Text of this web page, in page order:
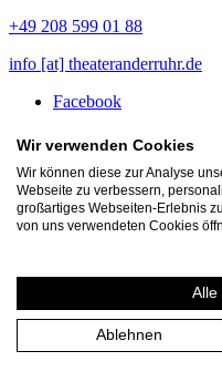
+49 208 599 01 88
info [​at​] theateranderruhr.de
Facebook
Newsletter
Press
Jobs
Guest performance
Wir verwenden Cookies
Wir können diese zur Analyse
Webseite zu verbessern,
großartiges Webseiten-Erlebnis
von uns verwendeten Cookies
Alle
Ablehnen